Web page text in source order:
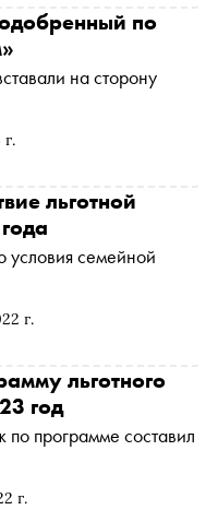
по
на сторону
г.
льготной
условия семейной
г.
льготного
год
программе составил